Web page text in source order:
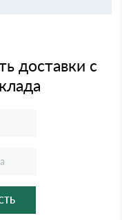
доставки с